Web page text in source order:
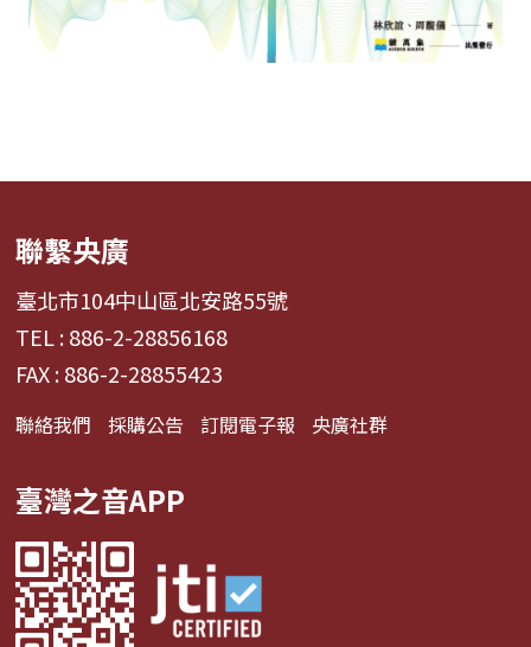
聯繫央廣
臺北市104中山區北安路55號
TEL : 886-2-28856168
FAX : 886-2-28855423
聯絡我們 採購公告 訂閱電子報 央廣社群
臺灣之音APP